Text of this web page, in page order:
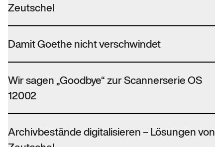
Zeutschel
Damit Goethe nicht verschwindet
Wir sagen „Goodbye“ zur Scannerserie OS
12002
Archivbestände digitalisieren – Lösungen von